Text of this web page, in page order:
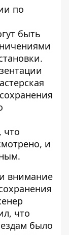
по
быть
что
и
внимание
что
было